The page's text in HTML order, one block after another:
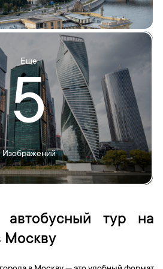
Еще
5
Изображений
автобусный тур на
Москву